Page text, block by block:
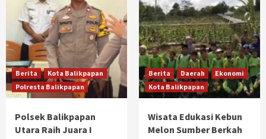
Berita
Kota Balikpapan
Polresta Balikpapan
Polsek Balikpapan
Utara Raih Juara I
Berita Daerah
Ekonomi
Kota Balikpapan
Wisata Edukasi Kebun
Melon Sumber Berkah